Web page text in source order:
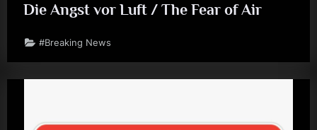
Die Angst vor Luft / The Fear of Air
#Breaking News